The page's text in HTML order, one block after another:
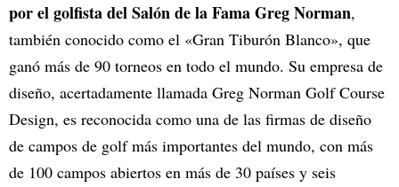
por el golfista del Salón de la Fama Greg Norman,
también conocido como el «Gran Tiburón Blanco», que
ganó más de 90 torneos en todo el mundo. Su empresa de
diseño, acertadamente llamada Greg Norman Golf Course
Design, es reconocida como una de las firmas de diseño
de campos de golf más importantes del mundo, con más
de 100 campos abiertos en más de 30 países y seis